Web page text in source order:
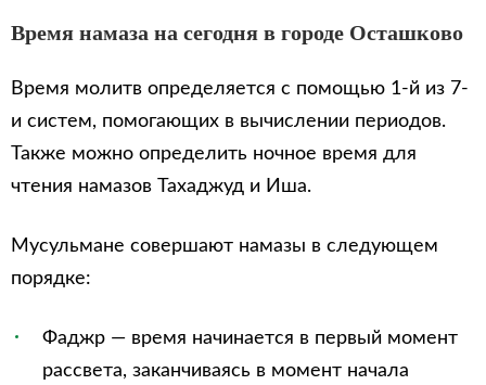
Время намаза на сегодня в городе Осташково
Время молитв определяется с помощью 1-й из 7-
и систем, помогающих в вычислении периодов.
Также можно определить ночное время для
чтения намазов Тахаджуд и Иша.
Мусульмане совершают намазы в следующем
порядке:
Фаджр — время начинается в первый момент
рассвета, заканчиваясь в момент начала